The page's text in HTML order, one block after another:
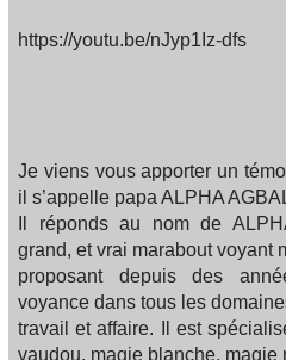
https://youtu.be/nJyp1Iz-dfs
Je viens vous apporter un
il s’appelle papa ALPHA
Il réponds au nom de
grand, et vrai marabout voyant
proposant depuis des
voyance dans tous les
travail et affaire. Il est
vaudou, magie blanche, magie